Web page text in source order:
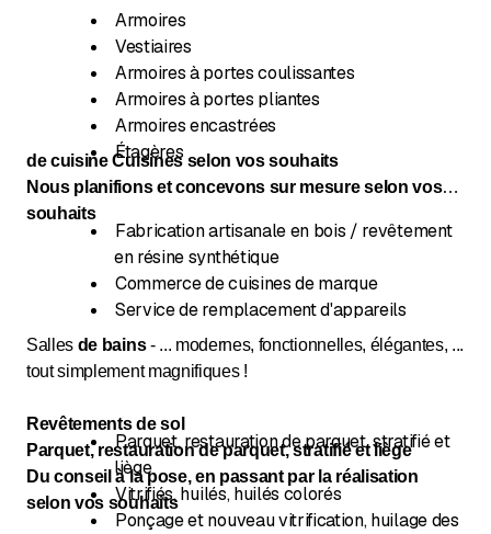
Armoires
Vestiaires
Armoires à portes coulissantes
Armoires à portes pliantes
Armoires encastrées
Étagères
de cuisine Cuisines selon vos souhaits
Nous planifions et concevons sur mesure selon vos
souhaits
Fabrication artisanale en bois / revêtement
en résine synthétique
Commerce de cuisines de marque
Service de remplacement d'appareils
Salles de bains- ... modernes, fonctionnelles, élégantes, ...
tout simplement magnifiques !
Revêtements de sol
Parquet, restauration de parquet, stratifié et liège
Du conseil à la pose, en passant par la réalisation
selon vos souhaits
Parquet, restauration de parquet, stratifié et
liège
Vitrifiés, huilés, huilés colorés
Ponçage et nouveau vitrification, huilage des